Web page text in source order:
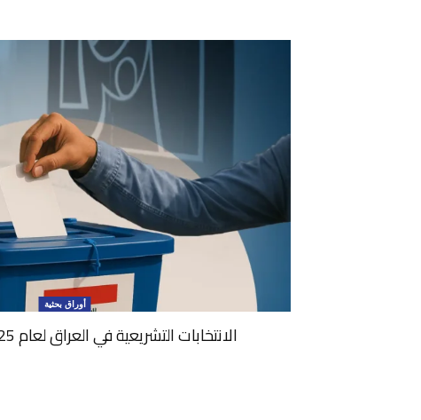
أوراق بحثية
الانتخابات التشريعية في العراق لعام 2025: دراسة تحليلية